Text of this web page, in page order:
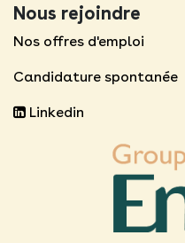
Nous rejoindre
Nos offres d'emploi
Candidature spontanée
Linkedin